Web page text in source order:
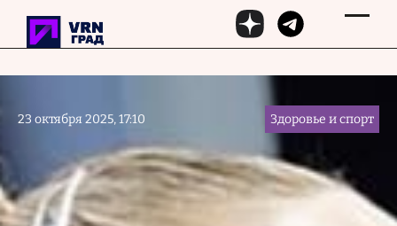
Перейти к основному содержанию
23 октября 2025, 17:10 Здоровье и спорт